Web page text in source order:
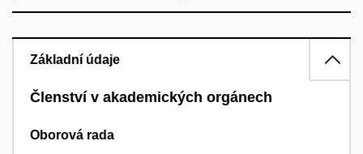
Základní údaje
Členství v akademických orgánech
Oborová rada